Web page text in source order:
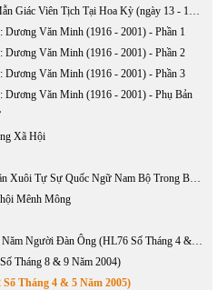
Phân Ưu: Hòa Thượng Thích Mẫn Giác Viên Tịch Tại Hoa Kỳ (ngày 13 - 10 - 2006)
Dương Văn Minh (1916 - 2001) - Phần 1
Dương Văn Minh (1916 - 2001) - Phần 2
Dương Văn Minh (1916 - 2001) - Phần 3
Dương Văn Minh (1916 - 2001) - Phụ Bản
Xã Hội
Thử Tìm Vài Đặc Điểm Của Văn Xuôi Tự Sự Quốc Ngữ Nam Bộ Trong Bước Khởi Đầu
Mênh Mông
Truyện Ngắn: Cô Gái Điếm Và Năm Người Đàn Ông (HL76 Số Tháng 4 & 5 Năm 2004)
Tháng 8 & 9 Năm 2004)
Tháng 4 & 5 Năm 2005)